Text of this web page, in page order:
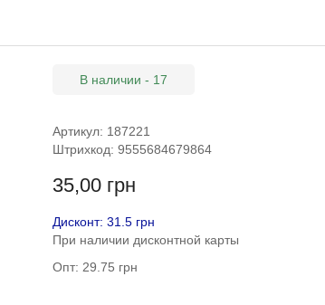
В наличии - 17
Артикул: 187221
Штрихкод: 9555684679864
35,00 грн
Дисконт: 31.5 грн
При наличии дисконтной карты
Опт: 29.75 грн